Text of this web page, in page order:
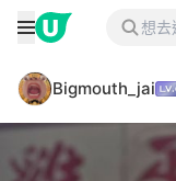
Bigmouth_jai